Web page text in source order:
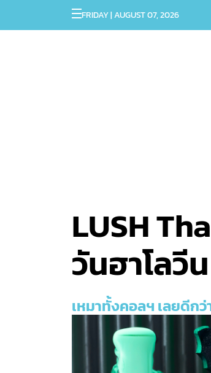
FRIDAY | AUGUST 07, 2026
LUSH
วันฮาโลวี
เหมาทั้งคอลฯ เลยดีกว่